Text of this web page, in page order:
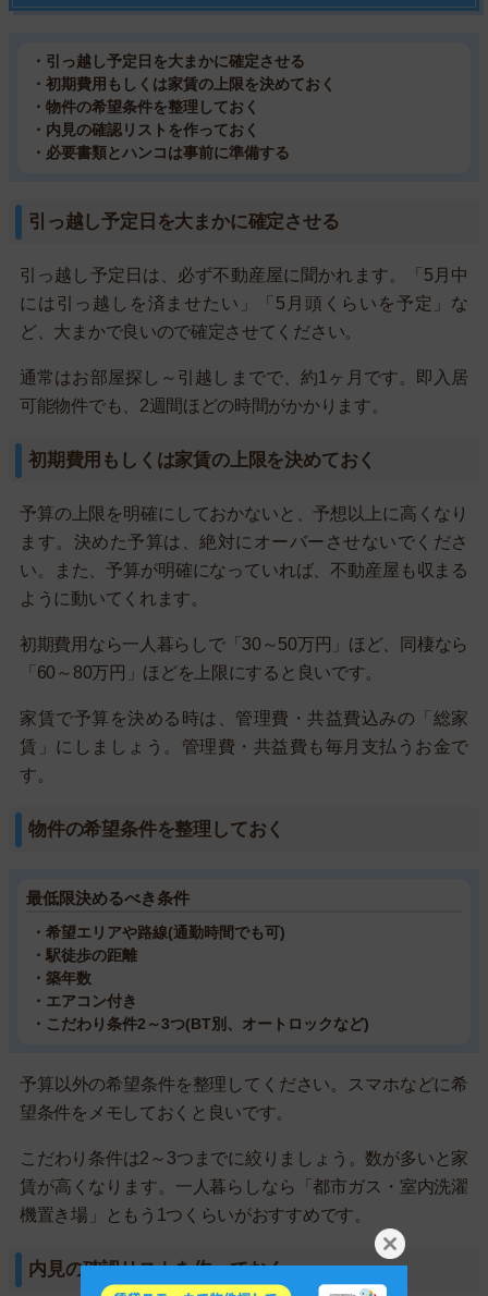
・引っ越し予定日を大まかに確定させる
・初期費用もしくは家賃の上限を決めておく
・物件の希望条件を整理しておく
・内見の確認リストを作っておく
・必要書類とハンコは事前に準備する
引っ越し予定日を大まかに確定させる
引っ越し予定日は、必ず不動産屋に聞かれます。「5月中
には引っ越しを済ませたい」「5月頭くらいを予定」な
ど、大まかで良いので確定させてください。
通常はお部屋探し～引越しまでで、約1ヶ月です。即入居
可能物件でも、2週間ほどの時間がかかります。
初期費用もしくは家賃の上限を決めておく
予算の上限を明確にしておかないと、予想以上に高くなり
ます。決めた予算は、絶対にオーバーさせないでくださ
い。また、予算が明確になっていれば、不動産屋も収まる
ように動いてくれます。
初期費用なら一人暮らしで「30～50万円」ほど、同棲なら
「60～80万円」ほどを上限にすると良いです。
家賃で予算を決める時は、管理費・共益費込みの「総家
賃」にしましょう。管理費・共益費も毎月支払うお金で
す。
物件の希望条件を整理しておく
最低限決めるべき条件
・希望エリアや路線(通勤時間でも可)
・駅徒歩の距離
・築年数
・エアコン付き
・こだわり条件2～3つ(BT別、オートロックなど)
予算以外の希望条件を整理してください。スマホなどに希
望条件をメモしておくと良いです。
こだわり条件は2～3つまでに絞りましょう。数が多いと家
賃が高くなります。一人暮らしなら「都市ガス・室内洗濯
機置き場」ともう1つくらいがおすすめです。
内見の確認リストを作っておく